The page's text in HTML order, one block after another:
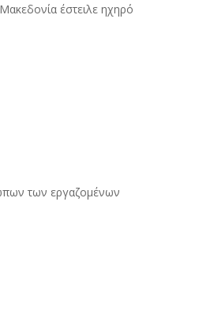
έστειλε ηχηρό
των εργαζομένων